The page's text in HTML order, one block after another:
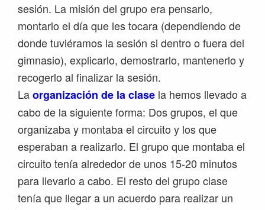
sesión. La misión del grupo era pensarlo,
montarlo el día que les tocara (dependiendo de
donde tuviéramos la sesión si dentro o fuera del
gimnasio), explicarlo, demostrarlo, mantenerlo y
recogerlo al finalizar la sesión.
Laorganización de la clase la hemos llevado a
cabo de la siguiente forma: Dos grupos, el que
organizaba y montaba el circuito y los que
esperaban a realizarlo. El grupo que montaba el
circuito tenía alrededor de unos 15-20 minutos
para llevarlo a cabo. El resto del grupo clase
tenía que llegar a un acuerdo para realizar un